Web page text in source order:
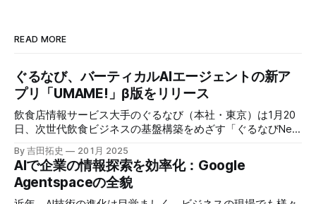
READ MORE
ぐるなび、バーティカルAIエージェントの新ア
プリ「UMAME!」β版をリリース
飲食店情報サービス大手のぐるなび（本社・東京）は1月20
日、次世代飲食ビジネスの基盤構築をめざす「ぐるなびNext
プロジェクト」の初成果として、新たな飲食店探索アプリ
「UMAME!（うまみー！）」のβ版を公開した。
By 吉田拓史 20 1月 2025
AIで企業の情報探索を効率化：Google
Agentspaceの全貌